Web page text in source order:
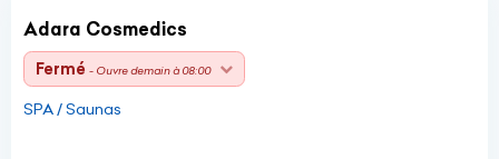
Adara Cosmedics
Fermé - Ouvre demain à 08:00
SPA / Saunas